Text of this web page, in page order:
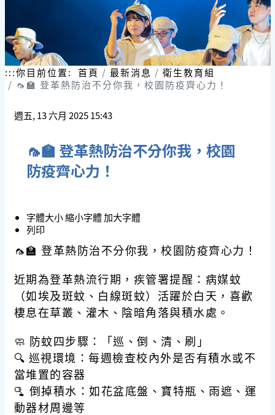
:::你目前位置: 首頁 最新消息
衛生教育組
🦟🏫 登革熱防治不分你我，校園防疫齊心力！
週五, 13 六月 2025 15:43
🦟🏫 登革熱防治不分你我，校園
防疫齊心力！
字體大小縮小字體加大字體
列印
🦟🏫 登革熱防治不分你我，校園防疫齊心力！
近期為登革熱流行期，疾管署提醒：病媒蚊
（如埃及斑蚊、白線斑蚊）活躍於白天，喜歡
棲息在草叢、灌木、陰暗角落與積水處。
🧼 防蚊四步驟：「巡、倒、清、刷」
🔍 巡視環境：每週檢查校內外是否有積水或不
當堆置的容器
🫗 倒掉積水：如花盆底盤、寶特瓶、雨遮、運
動器材周邊等